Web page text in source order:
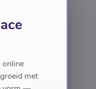
online
met